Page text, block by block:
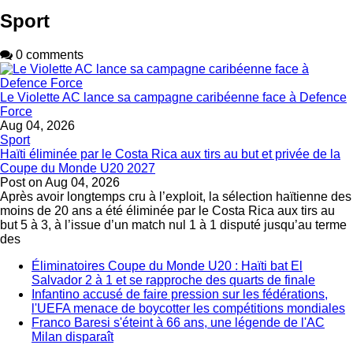
Sport
0 comments
Le Violette AC lance sa campagne caribéenne face à Defence
Force
Aug 04, 2026
Sport
Haïti éliminée par le Costa Rica aux tirs au but et privée de la
Coupe du Monde U20 2027
Post on Aug 04, 2026
Après avoir longtemps cru à l’exploit, la sélection haïtienne des
moins de 20 ans a été éliminée par le Costa Rica aux tirs au
but 5 à 3, à l’issue d’un match nul 1 à 1 disputé jusqu’au terme
des
Éliminatoires Coupe du Monde U20 : Haïti bat El
Salvador 2 à 1 et se rapproche des quarts de finale
Infantino accusé de faire pression sur les fédérations,
l'UEFA menace de boycotter les compétitions mondiales
Franco Baresi s'éteint à 66 ans, une légende de l'AC
Milan disparaît